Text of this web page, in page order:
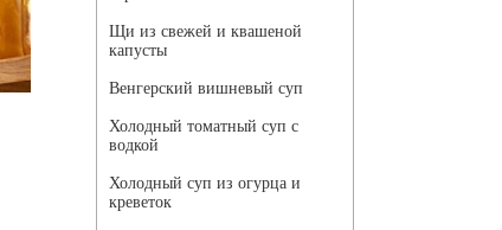
Щи из свежей и квашеной
капусты
Венгерский вишневый суп
Холодный томатный суп с
водкой
Холодный суп из огурца и
креветок